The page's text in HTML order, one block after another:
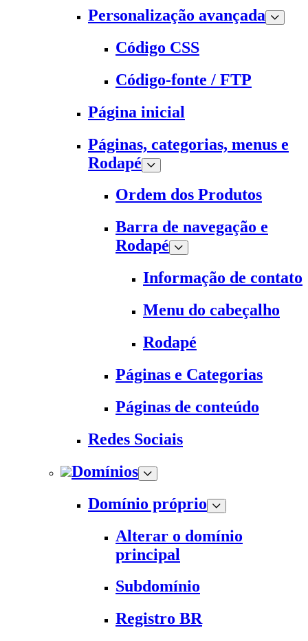
Personalização avançada
Código CSS
Código-fonte / FTP
Página inicial
Páginas, categorias, menus e
Rodapé
Ordem dos Produtos
Barra de navegação e
Rodapé
Informação de contato
Menu do cabeçalho
Rodapé
Páginas e Categorias
Páginas de conteúdo
Redes Sociais
Domínios
Domínio próprio
Alterar o domínio
principal
Subdomínio
Registro BR